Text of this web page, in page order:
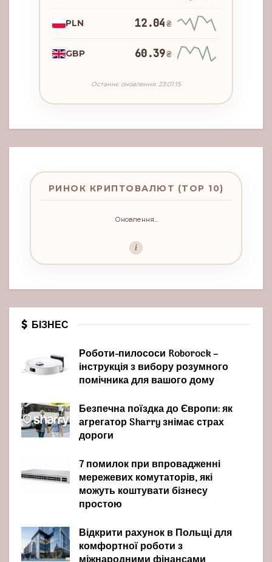
PLN 12.04₴
GBP 60.39₴
Останнє оновлення: 23:01:15
РИНОК КРИПТОВАЛЮТ (TOP 10)
Оновлення...
i
БІЗНЕС
Роботи-пилососи Roborock –
інструкція з вибору розумного
помічника для вашого дому
Безпечна поїздка до Європи: як
агрегатор Sharry знімає страх
дороги
7 помилок при впровадженні
мережевих комутаторів, які
можуть коштувати бізнесу
простою
Відкрити рахунок в Польщі для
комфортної роботи з